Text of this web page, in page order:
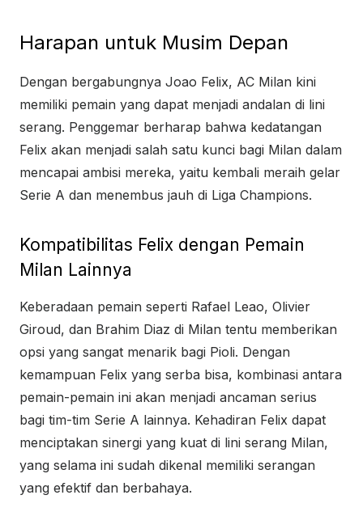
Harapan untuk Musim Depan
Dengan bergabungnya Joao Felix, AC Milan kini
memiliki pemain yang dapat menjadi andalan di lini
serang. Penggemar berharap bahwa kedatangan
Felix akan menjadi salah satu kunci bagi Milan dalam
mencapai ambisi mereka, yaitu kembali meraih gelar
Serie A dan menembus jauh di Liga Champions.
Kompatibilitas Felix dengan Pemain
Milan Lainnya
Keberadaan pemain seperti Rafael Leao, Olivier
Giroud, dan Brahim Diaz di Milan tentu memberikan
opsi yang sangat menarik bagi Pioli. Dengan
kemampuan Felix yang serba bisa, kombinasi antara
pemain-pemain ini akan menjadi ancaman serius
bagi tim-tim Serie A lainnya. Kehadiran Felix dapat
menciptakan sinergi yang kuat di lini serang Milan,
yang selama ini sudah dikenal memiliki serangan
yang efektif dan berbahaya.